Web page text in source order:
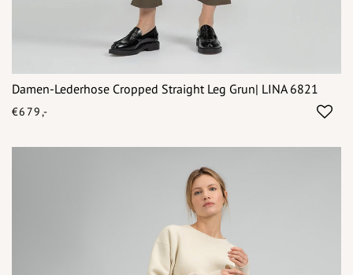
Damen-Lederhose Cropped Straight Leg Grun| LINA 6821
€679,-